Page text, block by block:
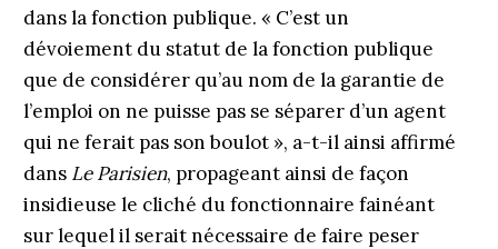
dans la fonction publique. « C’est un
dévoiement du statut de la fonction publique
que de considérer qu’au nom de la garantie de
l’emploi on ne puisse pas se séparer d’un agent
qui ne ferait pas son boulot », a-t-il ainsi affirmé
dans Le Parisien, propageant ainsi de façon
insidieuse le cliché du fonctionnaire fainéant
sur lequel il serait nécessaire de faire peser